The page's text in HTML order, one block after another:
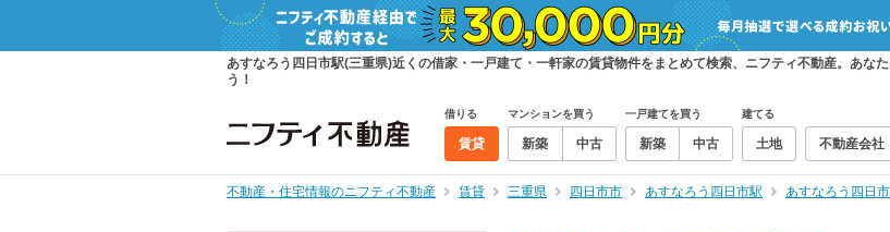
あすなろう四日市駅(三重県)近くの借家・一戸建て・一軒家の賃貸物件をまとめて検索、ニフティ不動産。あな
う！
借りる
賃貸
マンションを買う
新築 中古
一戸建てを買う
新築 中古
建てる
土地 不動産会社
不動産・住宅情報のニフティ不動産 賃貸 三重県 四日市市 あすなろう四日市駅 あすなろう四日